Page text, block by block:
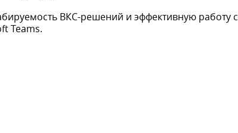
ВКС-решений и эффективную работу с
Teams.